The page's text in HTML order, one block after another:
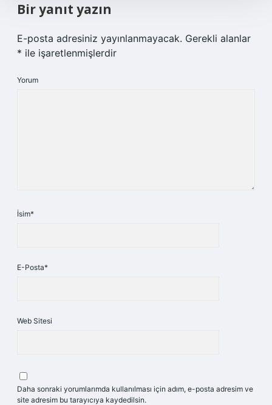
Bir yanıt yazın
E-posta adresiniz yayınlanmayacak. Gerekli alanlar
* ile işaretlenmişlerdir
Yorum
İsim*
E-Posta*
Web Sitesi
Daha sonraki yorumlarımda kullanılması için adım, e-posta adresim ve
site adresim bu tarayıcıya kaydedilsin.